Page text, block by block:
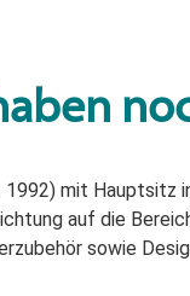
mit Hauptsitz
auf die
sowie